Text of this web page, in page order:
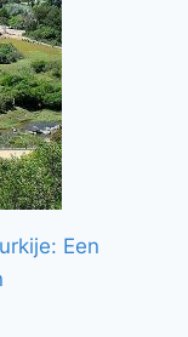
Een